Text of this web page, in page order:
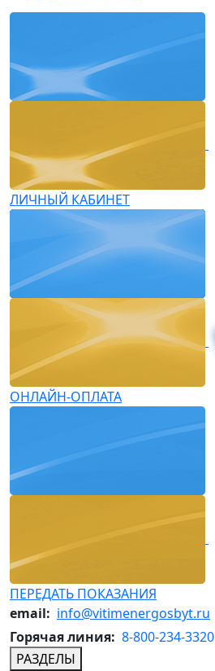
ЛИЧНЫЙ КАБИНЕТ
ОНЛАЙН-ОПЛАТА
ПЕРЕДАТЬ ПОКАЗАНИЯ
email: info@vitimenergosbyt.ru
Горячая линия: 8-800-234-3320
РАЗДЕЛЫ